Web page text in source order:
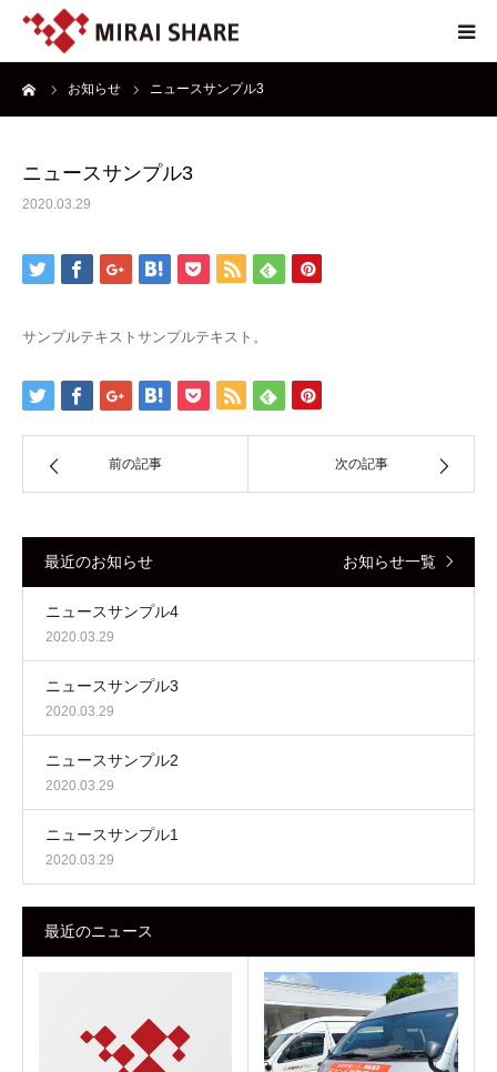
お知らせ ニュースサンプル3
ニュースサンプル3
2020.03.29
サンプルテキストサンプルテキスト。
前の記事 次の記事
最近のお知らせ お知らせ一覧
ニュースサンプル4
2020.03.29
ニュースサンプル3
2020.03.29
ニュースサンプル2
2020.03.29
ニュースサンプル1
2020.03.29
最近のニュース
NEWS
REPORT
ABOUT